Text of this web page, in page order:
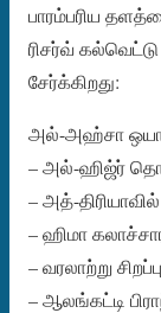
பாரம்பரிய
ரிசர்வ்
சேர்க்கிறது:
அல்-அஹ்சா
– அல்-ஹிஜ்ர்
– அத்-
– ஹிமா
– வரலாற்று
– ஆலங்கட்டி